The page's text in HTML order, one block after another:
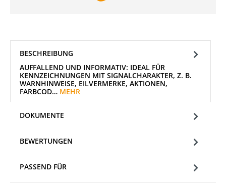
BESCHREIBUNG
AUFFALLEND UND INFORMATIV: IDEAL FÜR
KENNZEICHNUNGEN MIT SIGNALCHARAKTER, Z. B.
WARNHINWEISE, EILVERMERKE, AKTIONEN,
FARBCOD… MEHR
DOKUMENTE
BEWERTUNGEN
PASSEND FÜR